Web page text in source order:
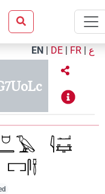
EN | DE | FR | ع